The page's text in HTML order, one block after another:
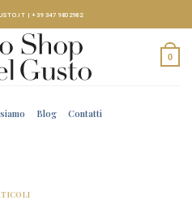
|+39 347 9802982
0
Blog Contatti